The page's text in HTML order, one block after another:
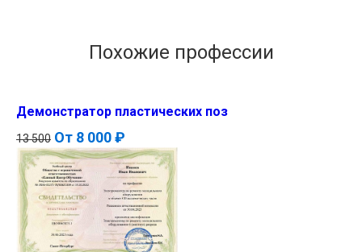
Похожие профессии
Демонстратор пластических поз
13 500 От 8 000 ₽